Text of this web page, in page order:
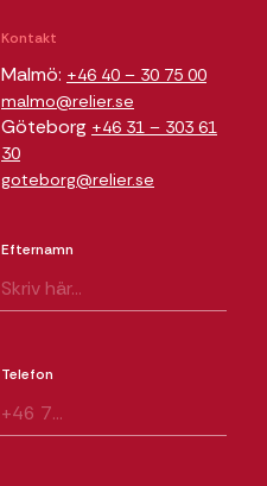
Kontakt
Malmö: +46 40 – 30 75 00
malmo@relier.se
Göteborg +46 31 – 303 61
30
goteborg@relier.se
Efternamn
Telefon